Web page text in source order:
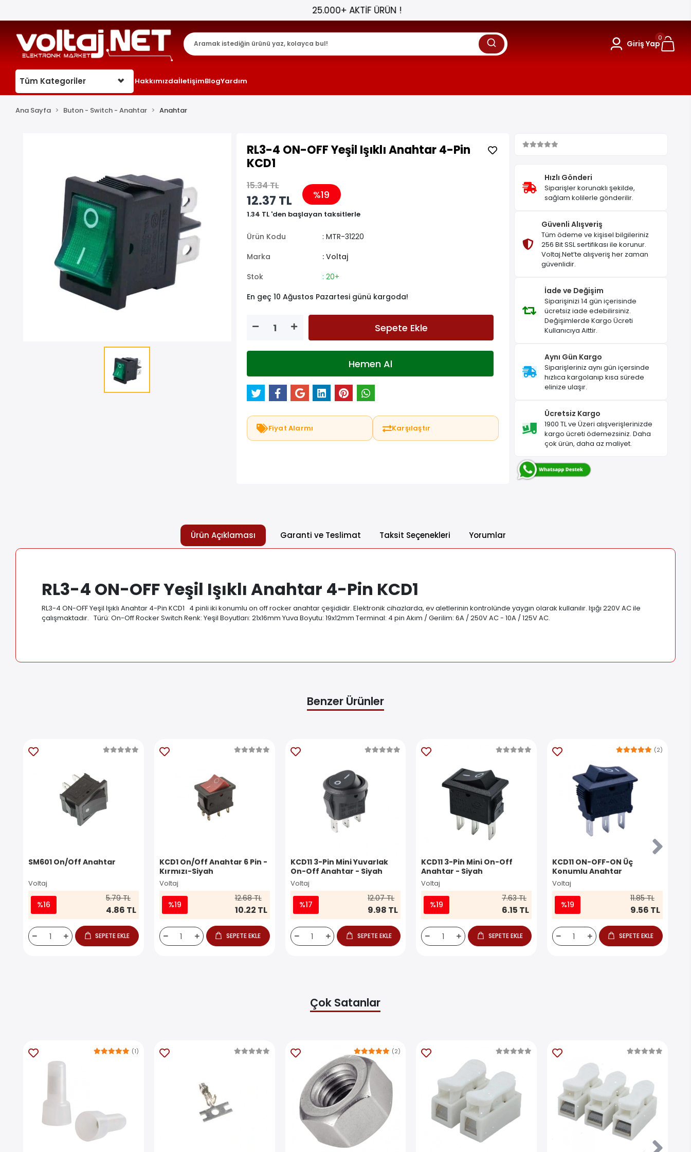
25.000+ AKTİF ÜRÜN !
Giriş Yap
0
Tüm Kategoriler HakkımızdaİletişimBlogYardım
Ana Sayfa Buton - Switch - Anahtar Anahtar
RL3-4 ON-OFF Yeşil Işıklı Anahtar 4-Pin
KCD1
15.34 TL
12.37 TL %19
1.34 TL 'den başlayan taksitlerle
Ürün Kodu
: MTR-31220
Marka
: Voltaj
Stok
: 20+
En geç 10 Ağustos Pazartesi günü kargoda!
Sepete Ekle
Hemen Al
Fiyat Alarmı Karşılaştır
Hızlı Gönderi
Siparişler korunaklı şekilde,
sağlam kolilerle gönderilir.
Güvenli Alışveriş
Tüm ödeme ve kişisel bilgileriniz
256 Bit SSL sertifikası ile korunur.
Voltaj.Net’te alışveriş her zaman
güvenlidir.
İade ve Değişim
Siparişinizi 14 gün içerisinde
ücretsiz iade edebilirsiniz.
Değişimlerde Kargo Ücreti
Kullanıcıya Aittir.
Aynı Gün Kargo
Siparişleriniz aynı gün içersinde
hızlıca kargolanıp kısa sürede
elinize ulaşır.
Ücretsiz Kargo
1900 TL ve Üzeri alışverişlerinizde
kargo ücreti ödemezsiniz. Daha
çok ürün, daha az maliyet.
Ürün Açıklaması Garanti ve Teslimat Taksit Seçenekleri Yorumlar
RL3-4 ON-OFF Yeşil Işıklı Anahtar 4-Pin KCD1
RL3-4 ON-OFF Yeşil Işıklı Anahtar 4-Pin KCD1 4 pinli iki konumlu on off rocker anahtar çeşididir. Elektronik cihazlarda, ev aletlerinin kontrolünde yaygın olarak kullanılır. Işığı 220V AC ile
çalışmaktadır. Türü: On-Off Rocker Switch Renk: Yeşil Boyutları: 21x16mm Yuva Boyutu: 19x12mm Terminal: 4 pin Akım / Gerilim: 6A / 250V AC - 10A / 125V AC.
Benzer Ürünler
SM601 On/Off Anahtar
Voltaj
%16
5.79 TL
4.86 TL
SEPETE EKLE
KCD1 On/Off Anahtar 6 Pin -
Kırmızı-Siyah
Voltaj
%19
12.68 TL
10.22 TL
SEPETE EKLE
KCD11 3-Pin Mini Yuvarlak
On-Off Anahtar - Siyah
Voltaj
%17
12.07 TL
9.98 TL
SEPETE EKLE
KCD11 3-Pin Mini On-Off
Anahtar - Siyah
Voltaj
%19
7.63 TL
6.15 TL
SEPETE EKLE
KCD11 ON-OFF-ON Üç
Konumlu Anahtar
Voltaj
(2)
%19
11.85 TL
9.56 TL
SEPETE EKLE
Çok Satanlar
(1) (2)